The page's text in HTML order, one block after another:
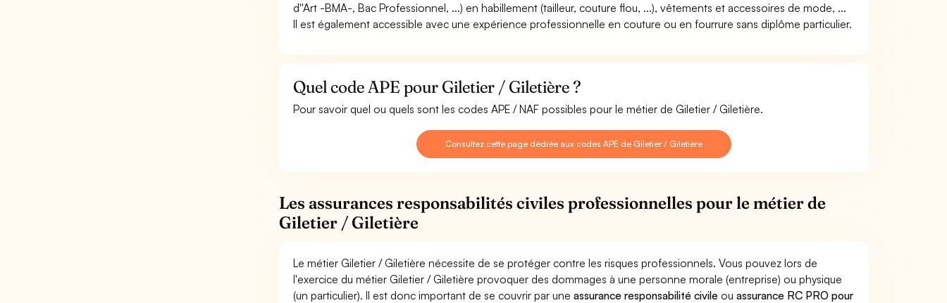
d''Art -BMA-, Bac Professionnel, ...) en habillement (tailleur, couture flou, ...), vêtements et accessoires de mode, ...
Il est également accessible avec une expérience professionnelle en couture ou en fourrure sans diplôme particulier.
Quel code APE pour Giletier / Giletière ?
Pour savoir quel ou quels sont les codes APE / NAF possibles pour le métier de Giletier / Giletière.
Consultez cette page dédiée aux codes APE de Giletier / Giletière
Les assurances responsabilités civiles professionnelles pour le métier de
Giletier / Giletière
Le métier Giletier / Giletière nécessite de se protéger contre les risques professionnels. Vous pouvez lors de
l'exercice du métier Giletier / Giletière provoquer des dommages à une personne morale (entreprise) ou physique
(un particulier). Il est donc important de se couvrir par uneassurance responsabilité civile ouassurance RC PRO pour